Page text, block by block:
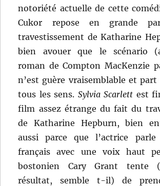
notoriété actuelle de cette
Cukor repose en grande
travestissement de Katharine
bien avouer que le scénario
roman de Compton MacKenzie
n’est guère vraisemblable et
tous les sens. Sylvia Scarlett est
film assez étrange du fait du
de Katharine Hepburn, bien
aussi parce que l’actrice
français avec une voix haut
bostonien Cary Grant tente
résultat, semble t-il) de